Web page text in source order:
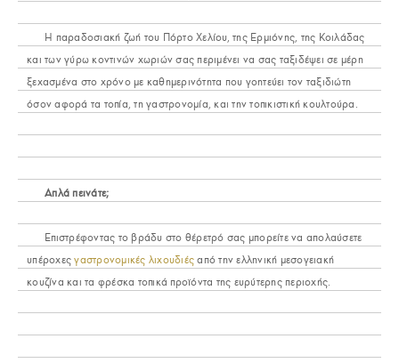
Η παραδοσιακή ζωή του Πόρτο Χελίου, της Ερμιόνης, της Κοιλάδας
και των γύρω κοντινών χωριών σας περιμένει να σας ταξιδέψει σε μέρη
ξεχασμένα στο χρόνο με καθημερινότητα που γοητεύει τον ταξιδιώτη
όσον αφορά τα τοπία, τη γαστρονομία, και την τοπικιστική κουλτούρα.
Απλά πεινάτε;
Επιστρέφοντας το βράδυ στο θέρετρό σας μπορείτε να απολαύσετε
υπέροχεςγαστρονομικές λιχουδιές από την ελληνική μεσογειακή
κουζίνα και τα φρέσκα τοπικά προϊόντα της ευρύτερης περιοχής.